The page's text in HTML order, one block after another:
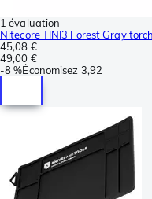
1 évaluation
Nitecore TINI3 Forest Gray
45,08 €
49,00 €
-8 %Économisez 3,92